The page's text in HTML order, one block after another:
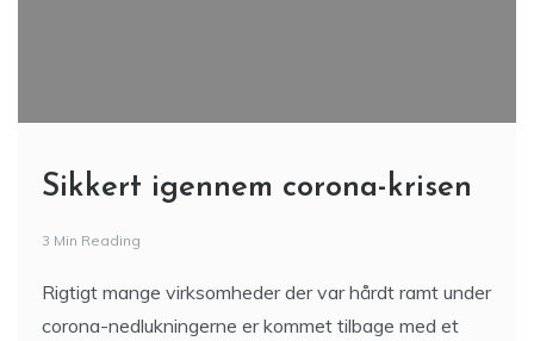
Sikkert igennem corona-krisen
3 Min Reading
Rigtigt mange virksomheder der var hårdt ramt under
corona-nedlukningerne er kommet tilbage med et